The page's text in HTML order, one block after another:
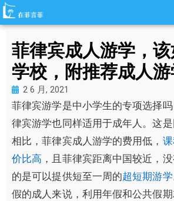
跳
至
菲律宾成人游学，
学校，附推荐成人
2 6 月, 2021
菲律宾游学是中小学生的专项选择
律宾游学也同样适用于成年人。这
相比，菲律宾成人游学的费用低，
价比高 ，且菲律宾距离中国较近，
的是可以提供短至一周的超短期游学
假的成人来说，利用年假和公共假